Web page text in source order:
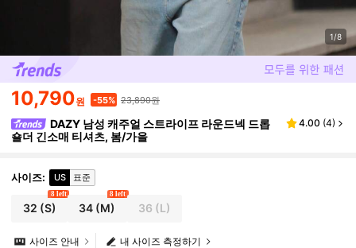
1/8
10,790원 -55% 23,890원
DAZY 남성 캐주얼 스트라이프 라운드넥 드롭
숄더 긴소매 티셔츠, 봄/가을
4.00 (4)
사이즈: US 표준
32 (S)
8 left
34 (M)
8 left
36 (L)
내 사이즈 측정하기
사이즈 안내